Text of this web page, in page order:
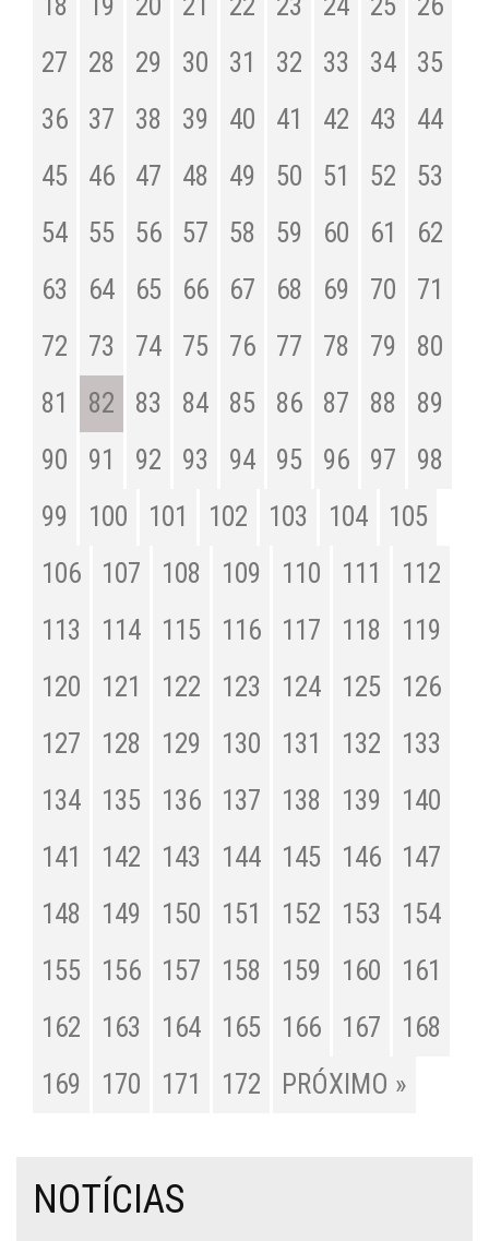
27
28 29 30 31 32 33 34
35
36
37 38 39 40 41 42 43
44
45
46 47 48 49 50 51 52
53
54
55 56 57 58 59 60 61
62
63
64 65 66 67 68 69 70
71
72
73 74 75 76 77 78 79
80
81
82 83 84 85 86 87 88
89
90
91 92 93 94 95 96 97
98
99
100 101 102 103 104
105
106
107 108 109 110 111
112
113
114 115 116 117 118
119
120
121 122 123 124 125
126
127
128 129 130 131 132
133
134
135 136 137 138 139
140
141
142 143 144 145 146
147
148
149 150 151 152 153
154
155
156 157 158 159 160
161
162
163 164 165 166 167
168
169
170 171 172 PRÓXIMO »
NOTÍCIAS